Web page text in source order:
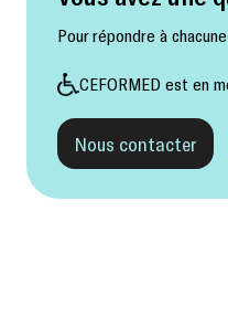
Pour répondre à
CEFORMED est en
Nous contacter